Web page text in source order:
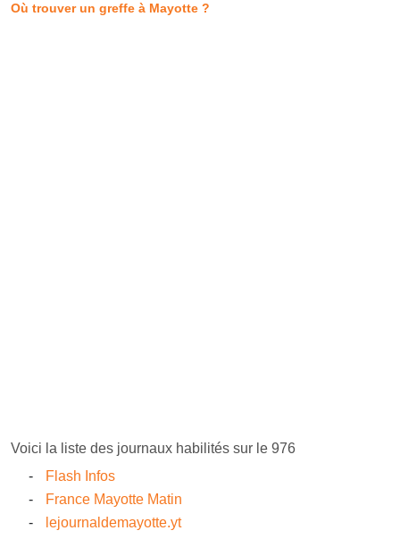
Où trouver un greffe à Mayotte ?
Voici la liste des journaux habilités sur le 976
Flash Infos
France Mayotte Matin
lejournaldemayotte.yt